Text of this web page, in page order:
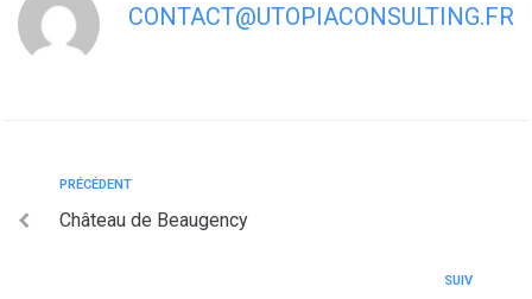
CONTACT@UTOPIACONSULTING.FR
PRÉCÉDENT
Château de Beaugency
SUIV